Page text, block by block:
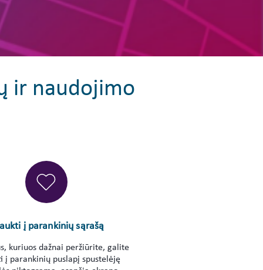
ir naudojimo
į parankinių sąrašą
kuriuos dažnai peržiūrite, galite
į parankinių puslapį spustelėję